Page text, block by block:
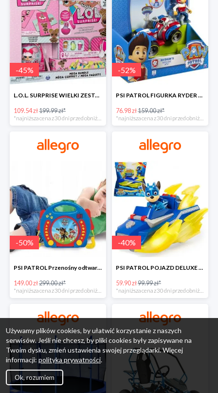
-45%
L.O.L. SURPRISE WIELKI ZESTAW NIESPODZIANKA 4 GRY -45%
109.54 zł199.99 zł*
-52%
PSI PATROL FIGURKA RYDER + QUAD POJAZD RATUNKOWY -51%
76.98 zł159.00 zł*
-50%
PSI PATROL Przenośny odtwarzacz CD Karaoke PAW -50%
149.00 zł299.00 zł*
*najniższa cena z 30 dni przed obniżką
-40%
PSI PATROL POJAZD DELUXE FIGURKA CHASE MIGHTY PUPS -40%
59.90 zł99.99 zł*
*najniższa cena z 30 dni przed obniżką
Używamy plików cookies, by ułatwić korzystanie z naszych
serwisów. Jeśli nie chcesz, by pliki cookies były zapisywane na
Twoim dysku, zmień ustawienia swojej przeglądarki. Więcej
informacji: polityka prywatności.
Ok, rozumiem